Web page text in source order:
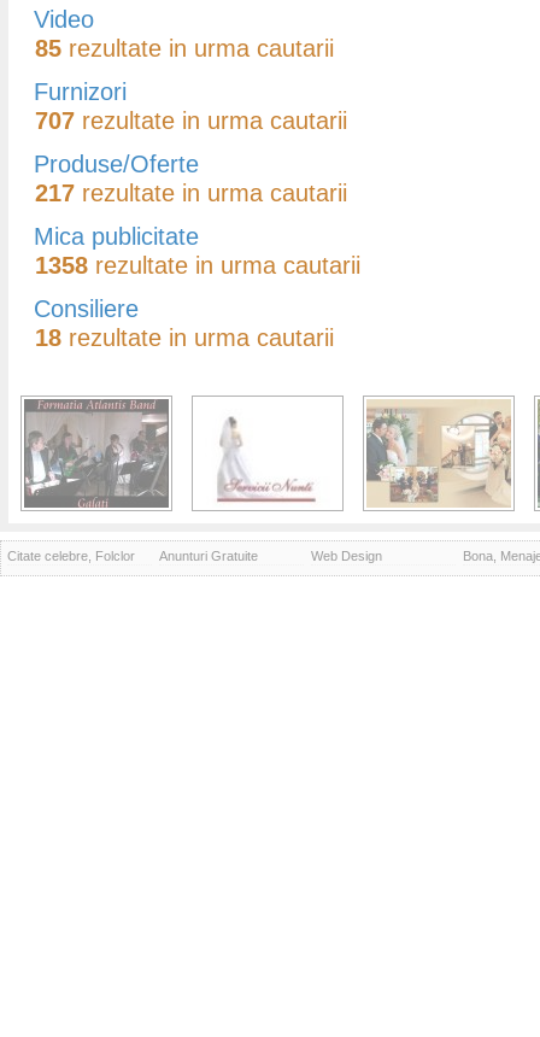
Video
85 rezultate in urma cautarii
Furnizori
707 rezultate in urma cautarii
Produse/Oferte
217 rezultate in urma cautarii
Mica publicitate
1358 rezultate in urma cautarii
Consiliere
18 rezultate in urma cautarii
Citate celebre, Folclor Anunturi Gratuite Web Design Bona,